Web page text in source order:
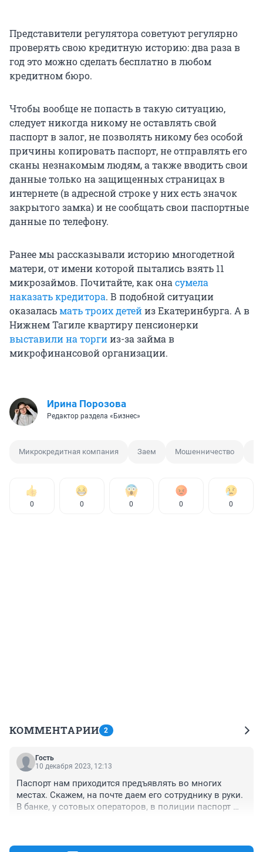
Представители регулятора советуют регулярно
проверять свою кредитную историю: два раза в
год это можно сделать бесплатно в любом
кредитном бюро.
Чтобы вообще не попасть в такую ситуацию,
следует никогда никому не оставлять свой
паспорт в залог, не позволять никому без особой
причины копировать паспорт, не отправлять его
сканы незнакомым людям, а также вводить свои
данные только на защищенных страницах в
интернете (в адресной строке у них есть значок
закрытого замка) и не сообщать свои паспортные
данные по телефону.
Ранее мы рассказывали историю многодетной
матери, от имени которой пытались взять 11
микрозаймов. Почитайте, как онасумела
наказать кредитора. В подобной ситуации
оказаласьмать троих детейиз Екатеринбурга. А в
Нижнем Тагиле квартиру пенсионерки
выставили на торгииз-за займа в
микрофинансовой организации.
Ирина Порозова
Редактор раздела «Бизнес»
Микрокредитная компания Заем Мошенничество
0 0 0 0 0
КОММЕНТАРИИ 2
Гость
10 декабря 2023, 12:13
Паспорт нам приходится предъявлять во многих
местах. Скажем, на почте даем его сотруднику в руки.
В банке, у сотовых операторов, в полиции паспорт